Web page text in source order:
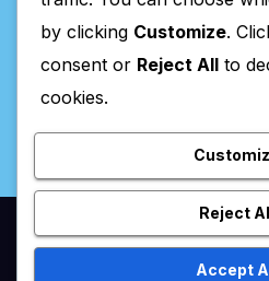
Valpaços
Proudly powered by WordPress|
by clicking Customize.
consent or Reject All to
cookies.
Reject
Accept